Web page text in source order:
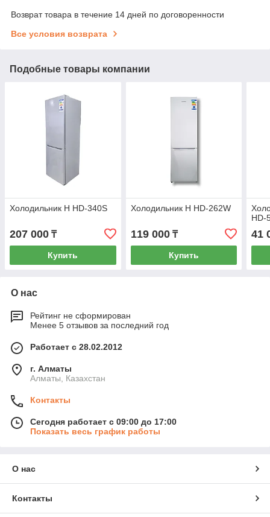
Возврат товара в течение 14 дней по договоренности
Все условия возврата
Подобные товары компании
Холодильник H HD-340S
207 000 ₸
Купить
Холодильник H HD-262W
119 000₸
Купить
HD-
41
О нас
Рейтинг не сформирован
Менее 5 отзывов за последний год
Работает с 28.02.2012
г. Алматы
Алматы, Казахстан
Контакты
Сегодня работает с 09:00 до 17:00
Показать весь график работы
О нас
Контакты